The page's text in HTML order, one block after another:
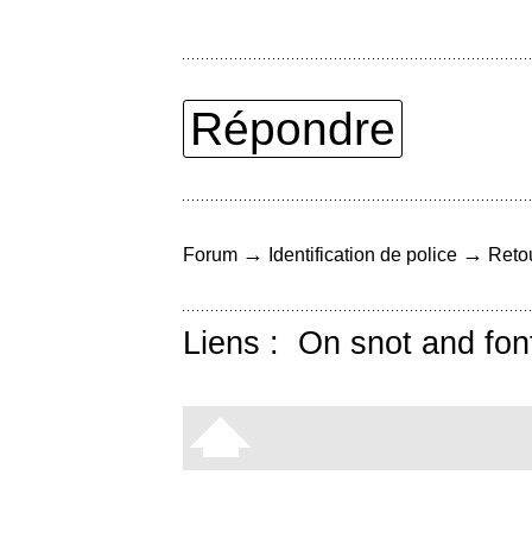
Répondre
Forum → Identification de police →
Liens : On snot and